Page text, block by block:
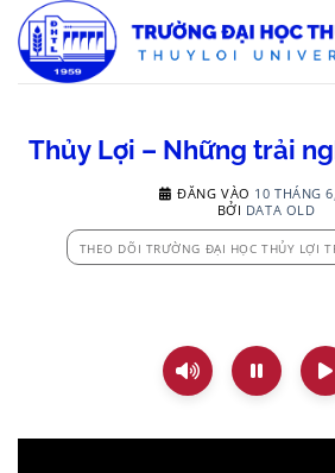
qua
nội
Thủy Lợi – Những trải
ĐĂNG VÀO 10 THÁNG
BỞI DATA OLD
THEO DÕI TRƯỜNG ĐẠI HỌC THỦY LỢI